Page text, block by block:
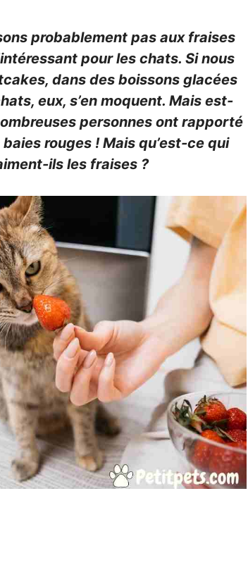
probablement pas aux fraises
pour les chats. Si nous
dans des boissons glacées
eux, s’en moquent. Mais est-
personnes ont rapporté
rouges ! Mais qu’est-ce qui
ils les fraises ?